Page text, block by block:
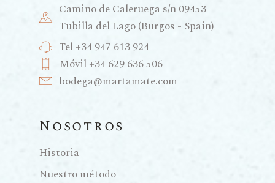
Camino de Caleruega s/n 09453
Tubilla del Lago (Burgos - Spain)
Tel +34 947 613 924
Móvil +34 629 636 506
bodega@martamate.com
Nosotros
Historia
Nuestro método